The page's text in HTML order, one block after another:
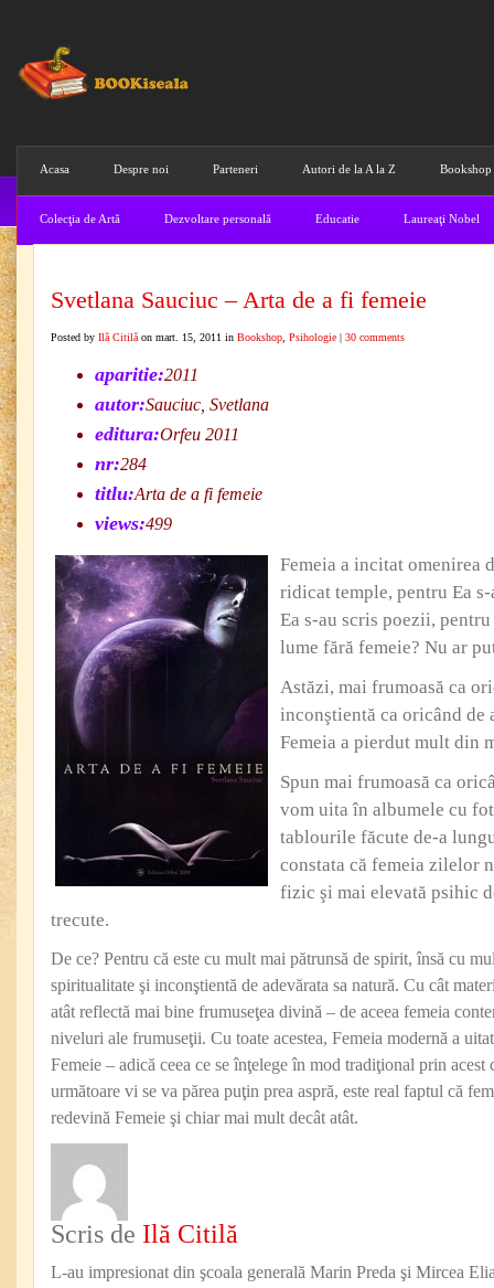
Acasa Despre noi Parteneri Autori de la A la Z Bookshop
Colecţia de Artă Dezvoltare personală Educatie Laureaţi Nobel
Svetlana Sauciuc – Arta de a fi femeie
Posted by Ilă Citilă on mart. 15, 2011 in Bookshop Psihologie | 30 comments
aparitie:2011
autor:Sauciuc, Svetlana
editura:Orfeu 2011
nr:284
titlu:Arta de a fi femeie
views:499
Femeia a incitat omenirea
ridicat temple, pentru Ea
Ea s-au scris poezii,
lume fără femeie? Nu ar
Astăzi, mai frumoasă ca
inconştientă ca oricând de
Femeia a pierdut mult din
Spun mai frumoasă ca
vom uita în albumele cu
tablourile făcute de-a
constata că femeia zilelor
fizic şi mai elevată psihic
trecute.
De ce? Pentru că este cu mult mai pătrunsă de spirit, însă cu
spiritualitate şi inconştientă de adevărata sa natură. Cu cât
atât reflectă mai bine frumuseţea divină – de aceea femeia
niveluri ale frumuseţii. Cu toate acestea, Femeia modernă a
Femeie – adică ceea ce se înţelege în mod tradiţional prin
următoare vi se va părea puţin prea aspră, este real faptul că
redevină Femeie şi chiar mai mult decât atât.
Scris de Ilă Citilă
L-au impresionat din şcoala generală Marin Preda şi Mircea